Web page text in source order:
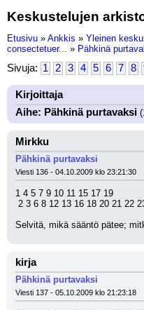
Keskustelujen
Etusivu » Ankkis » Yleinen
consectetuer... » Pähkinä
Sivuja: 1 2 3 4 5 6 7 8
Kirjoittaja
Aihe: Pähkinä purtavaksi
Mirkku
Pähkinä purtavaksi
Viesti 136 - 04.10.2009 klo 23:21:30
1 4 5 7 9 10 11 15 17 19
2 3 6 8 12 13 16 18 20 21 22
Selvitä, mikä sääntö pätee;
kirja
Pähkinä purtavaksi
Viesti 137 - 05.10.2009 klo 21:23:18